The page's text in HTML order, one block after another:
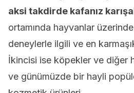
aksi takdirde kafanız
ortamında hayvanlar
deneylerle ilgili ve en
İkincisi ise köpekler ve diğer
ve günümüzde bir hayli